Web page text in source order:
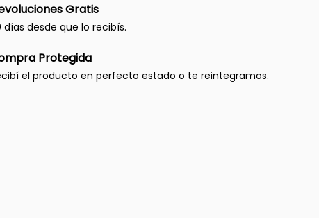
Gratis
días desde que lo recibís.
Protegida
el producto en perfecto estado o te reintegramos.